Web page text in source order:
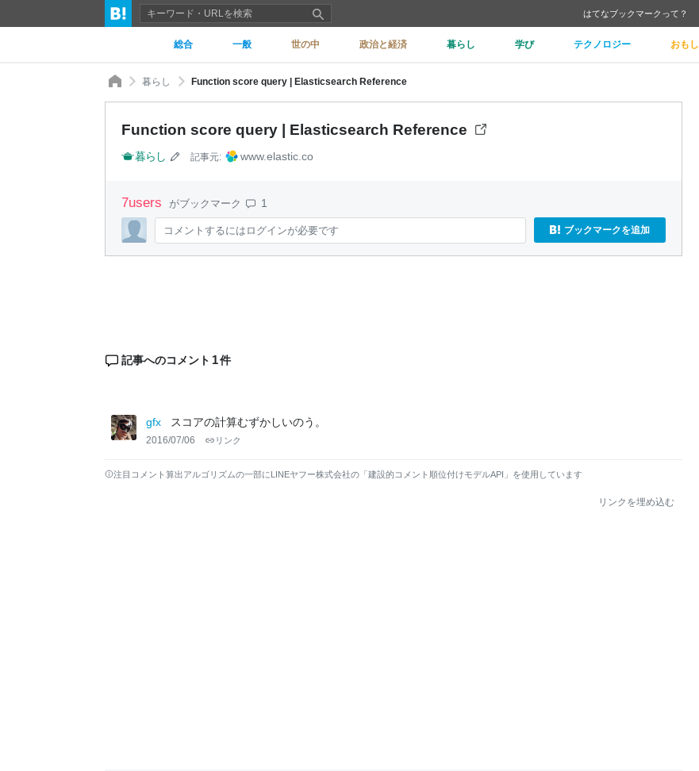
はてなブックマークって？
総合 一般 世の中 政治と経済 暮らし 学び テクノロジー おも
暮らし Function score query | Elasticsearch Reference
Function score query | Elasticsearch Reference
暮らし 記事元: www.elastic.co
7users がブックマーク 1
コメントするにはログインが必要です ブックマークを追加
記事へのコメント 1件
gfx スコアの計算むずかしいのう。
2016/07/06 リンク
注目コメント算出アルゴリズムの一部にLINEヤフー株式会社の「建設的コメント順位付けモデルAPI」を使用しています
リンクを埋め込む